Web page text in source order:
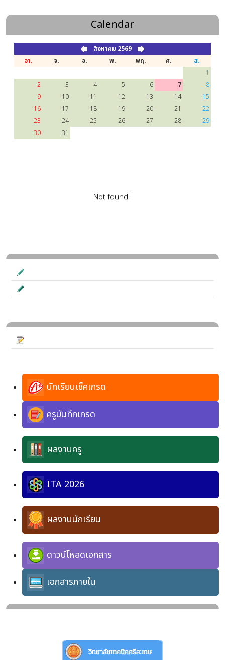
Calendar
สิงหาคม 2569
อา.
จ. อ. พ. พฤ. ศ.
ส.
1
2
3 4 5 6 7
8
9
10 11 12 13 14
15
16
17 18 19 20 21
22
23
24 25 26 27 28
29
30
31
นักเรียนเช็คเกรด
ครูบันทึกเกรด
ผลงานครู
ITA 2026
ผลงานนักเรียน
ดาวน์โหลดเอกสาร
เอกสารภายใน